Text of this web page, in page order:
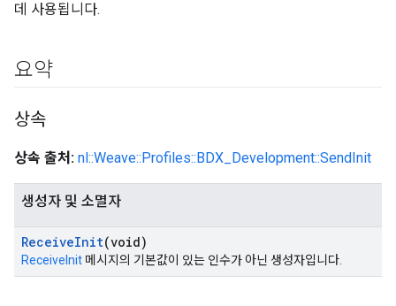
데 사용됩니다.
요약
상속
상속 출처: nl::Weave::Profiles::BDX_Development::SendInit
생성자 및 소멸자
ReceiveInit(void)
ReceiveInit 메시지의 기본값이 있는 인수가 아닌 생성자입니다.